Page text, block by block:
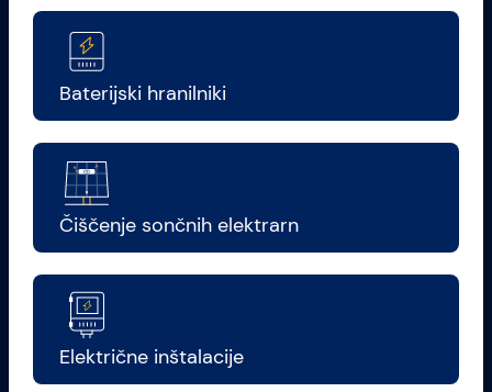
Baterijski hranilniki
Čiščenje sončnih elektrarn
Električne inštalacije